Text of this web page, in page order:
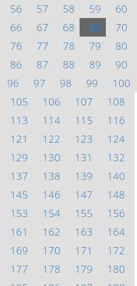
56 57 58 59
60
66 67 68 69
70
76 77 78 79
80
86 87 88 89
90
96 97 98 99
100
105 106 107
108
113 114 115
116
121 122 123
124
129 130 131
132
137 138 139
140
145 146 147
148
153 154 155
156
161 162 163
164
169 170 171
172
177 178 179
180